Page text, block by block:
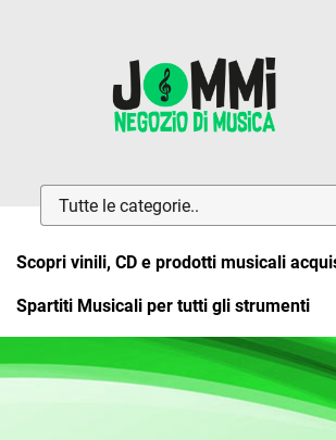
La modifica di un filtro aggiorna
Scopri vinili, CD e prodotti musicali
Spartiti Musicali per tutti gli strumenti